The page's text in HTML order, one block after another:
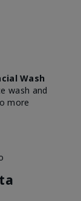
Wash
wash and
more